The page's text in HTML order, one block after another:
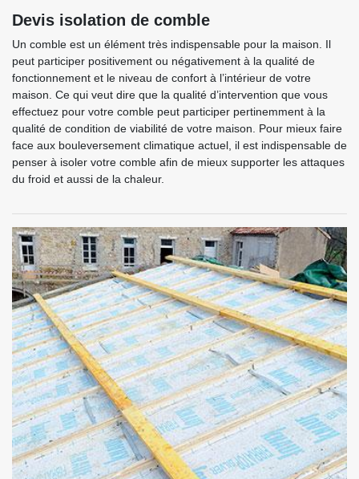
Devis isolation de comble
Un comble est un élément très indispensable pour la maison. Il
peut participer positivement ou négativement à la qualité de
fonctionnement et le niveau de confort à l’intérieur de votre
maison. Ce qui veut dire que la qualité d’intervention que vous
effectuez pour votre comble peut participer pertinemment à la
qualité de condition de viabilité de votre maison. Pour mieux faire
face aux bouleversement climatique actuel, il est indispensable de
penser à isoler votre comble afin de mieux supporter les attaques
du froid et aussi de la chaleur.